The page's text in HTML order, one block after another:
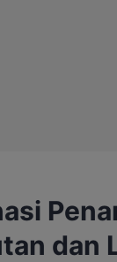
dan